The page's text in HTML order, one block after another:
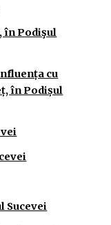
în Podişul
cu
în Podișul
Sucevei